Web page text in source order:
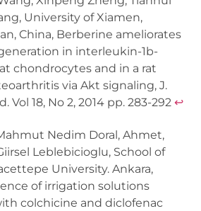
University of Xiamen,
China, Berberine ameliorates
in interleukin-1b-
chondrocytes and in a rat
via Akt signaling, J.
Vol 18, No 2, 2014 pp. 283-292 ↩︎
Nedim Doral, Ahmet,
Leblebicioglu, School of
University. Ankara,
of irrigation solutions
colchicine and diclofenac